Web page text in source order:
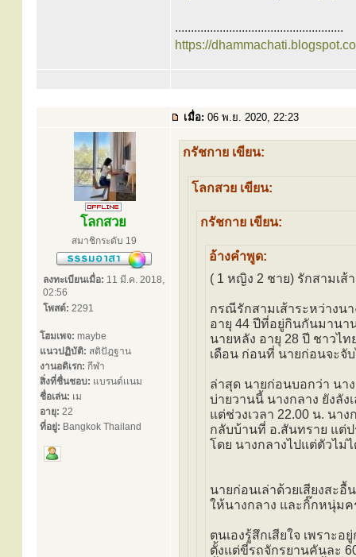
.....................................................
https://
เมื่อ: 06 พ.ย. 2020, 22:23
โลกสวย
สมาชิกระดับ 19
ลงทะเบียนเมื่อ: 11 มี.ค. 2018,
02:56
โพสต์: 2291
โฮมเพจ: maybe
แนวปฏิบัติ: สติปัฎฐาน
งานอดิเรก: กีฬา
สิ่งที่ชื่นชอบ: แบรนด์เเนม
ชื่อเล่น: เม
อายุ: 22
ที่อยู่: Bangkok Thailand
กรัชกาย เขียน:
โลกสวย เขียน:
กรัชกาย เขียน:
อ้างคำพูด:
( 1 หญิง 2 ชาย) รักสามเส้า
กรณีรักสามเส้าระหว่างน
อายุ 44 ปีที่อยู่กินกันมานา
นายหลัง อายุ 28 ปี ชาวไ
เดือน ก่อนที่ นายก่อนจะจั
ล่าสุด นายก่อนบอกว่า นา
บ่ายวานนี้ นางกลาง ยังลัง
แต่ช่วงเวลา 22.00 น. นา
กลับบ้านที่ อ.สันทราย แต่
โดย นางกลางไปแต่ตัวไม่
นายก่อนเล่าด้วยเสียงสะ
ให้นางกลาง และกิ๊กหนุ่ม
ตนเองรู้สึกเสียใจ เพราะ
ตั้งแต่ขี่รถจักรยานคันละ